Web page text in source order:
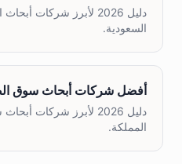
دليل 2026 لأبرز شركات
السعودية.
أفضل شركات أبحاث سوق
دليل 2026 لأبرز شركات
المملكة.